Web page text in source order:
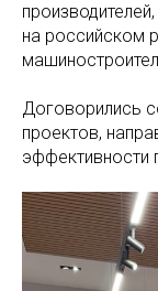
на российском
Договорились
проектов,
эффективности